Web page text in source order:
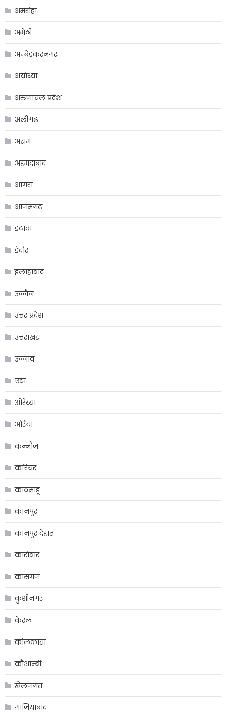
अमरोहा
अमेठी
अम्बेडकरनगर
अयोध्या
अरुणाचल प्रदेश
अलीगढ़
असम
अहमदाबाद
आगरा
आजमगढ़
इटावा
इंदौर
इलाहाबाद
उज्जैन
उत्तर प्रदेश
उत्तराखंड
उन्नाव
एटा
ओरेय्या
औरैया
कन्नौज़
करियर
काठमांडू
कानपुर
कानपुर देहात
कारोबार
कासगंज
कुशीनगर
केरल
कोलकाता
कौशाम्बी
खेलजगत
गाज़ियाबाद